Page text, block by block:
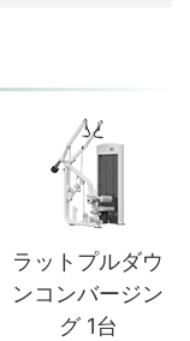
ラットプルダウ
ンコンバージン
グ 1台